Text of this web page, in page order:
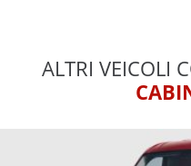
ALTRI VEICOLI